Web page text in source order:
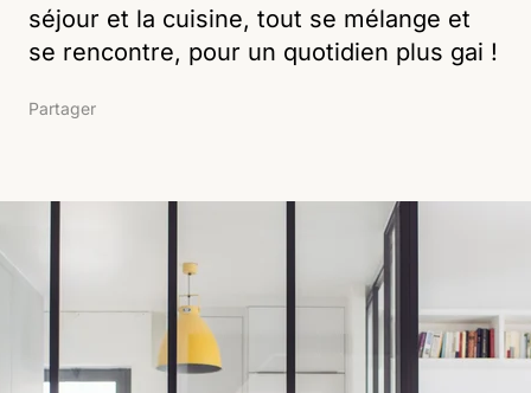
séjour et la cuisine, tout se mélange et
se rencontre, pour un quotidien plus gai !
Partager